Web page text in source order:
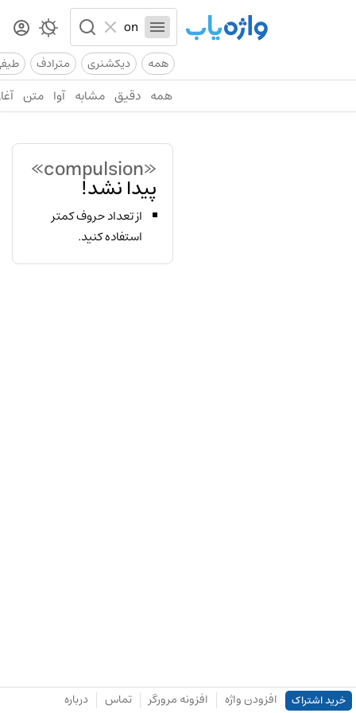
همه دیکشنری مترادف
همه دقیق مشابه آوا متن
«compulsion»
پیدا نشد!
از تعداد حروف کمتر
استفاده کنید.
خرید اشتراک افزودن واژه افزونه مرورگر تماس درباره